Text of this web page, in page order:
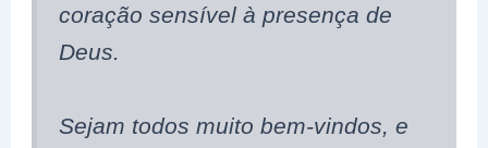
coração sensível à presença de
Deus.
Sejam todos muito bem-vindos, e